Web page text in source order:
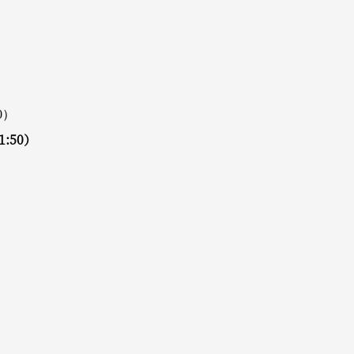
）